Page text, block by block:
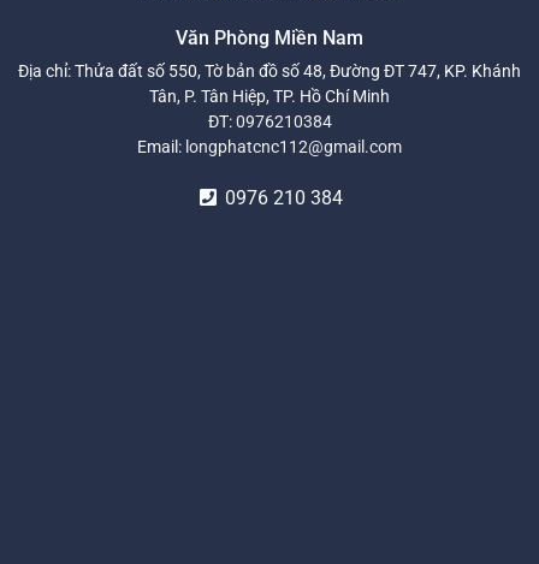
Văn Phòng Miền Nam
Địa chỉ: Thửa đất số 550, Tờ bản đồ số 48, Đường ĐT 747, KP. Khánh
Tân, P. Tân Hiệp, TP. Hồ Chí Minh
ĐT:0976210384
Email: longphatcnc112@gmail.com
0976 210 384